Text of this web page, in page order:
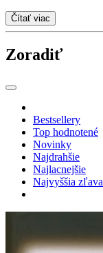
Čítať viac
Zoradiť
Bestsellery
Top hodnotené
Novinky
Najdrahšie
Najlacnejšie
Najvyššia zľava